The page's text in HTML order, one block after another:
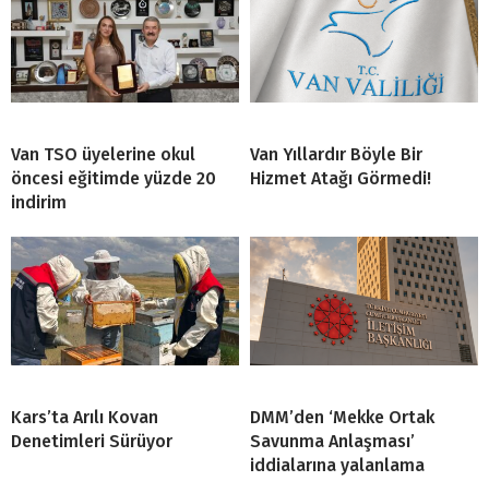
Van TSO üyelerine okul
öncesi eğitimde yüzde 20
indirim
Van Yıllardır Böyle Bir
Hizmet Atağı Görmedi!
Kars’ta Arılı Kovan
Denetimleri Sürüyor
DMM’den ‘Mekke Ortak
Savunma Anlaşması’
iddialarına yalanlama